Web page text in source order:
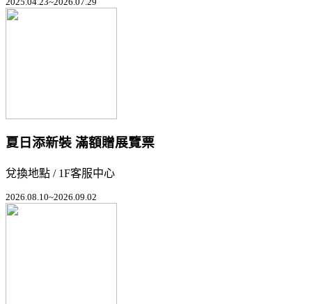
夏日添新裝 滿額贈展覽票
兌換地點 / 1F客服中心
2026.08.10~2026.09.02